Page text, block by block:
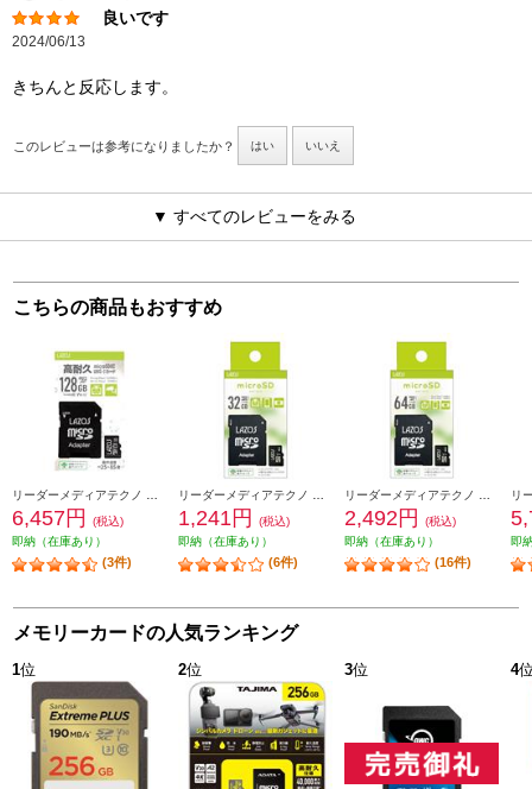
良いです
2024/06/13
きちんと反応します。
このレビューは参考になりましたか？ はい いいえ
▼ すべてのレビューをみる
こちらの商品もおすすめ
6,457円
(税込)
即納（在庫あり）
(3件)
1,241円
(税込)
即納（在庫あり）
(6件)
2,492円
(税込)
即納（在庫あり）
(16件)
即
メモリーカードの人気ランキング
1位 2位 3位 4